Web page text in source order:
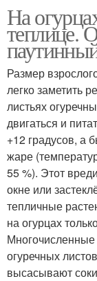
На
теплице.
Размер
легко заметить
листьях
двигаться и
+12 градусов, а
жаре
55 %). Этот
окне или
тепличные
на огурцах
огуречных
высасывают